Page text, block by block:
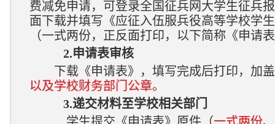
费减免申请，可登录全国征兵网大学生征兵
面下载并填写《应征入伍服兵役高等学校学
（一式两份，正反面打印，以下简称《申请
2.申请表审核
下载《申请表》，填写完成后打印，加盖
以及学校财务部门公章。
3.递交材料至学校相关部门